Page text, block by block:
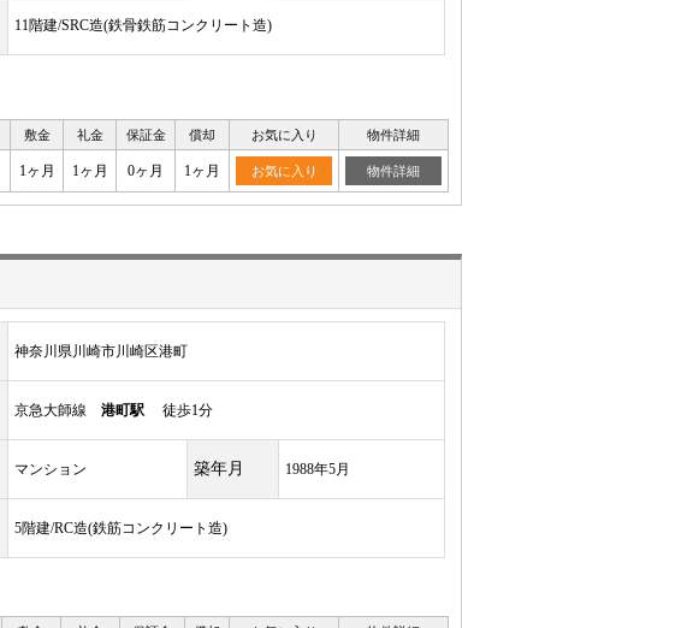
11階建/SRC造(鉄骨鉄筋コンクリート造)
敷金 礼金 保証金 償却 お気に入り 物件詳細
1ヶ月 1ヶ月 0ヶ月 1ヶ月 お気に入り 物件詳細
神奈川県川崎市川崎区港町
京急大師線 港町駅 徒歩1分
マンション 築年月 1988年5月
5階建/RC造(鉄筋コンクリート造)